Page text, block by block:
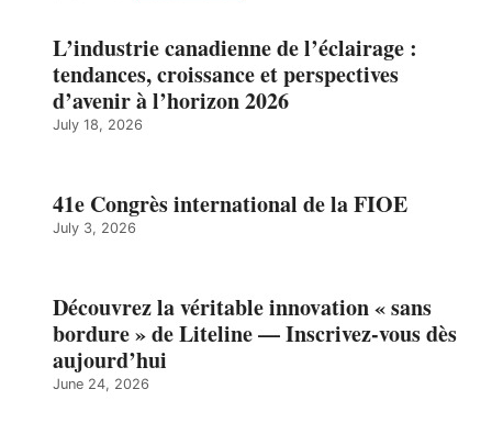
L’industrie canadienne de l’éclairage :
tendances, croissance et perspectives
d’avenir à l’horizon 2026
July 18, 2026
41e Congrès international de la FIOE
July 3, 2026
Découvrez la véritable innovation « sans
bordure » de Liteline — Inscrivez-vous dès
aujourd’hui
June 24, 2026